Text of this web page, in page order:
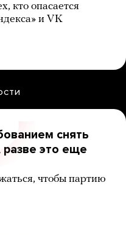
кто опасается
и VK
снять
это еще
чтобы партию